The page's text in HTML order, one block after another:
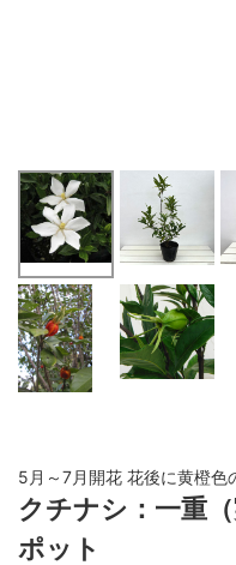
5月～7月開花 花後に黄橙色
クチナシ：一重
ポット